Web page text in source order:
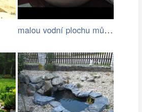
malou vodní plochu můžete mít i na…